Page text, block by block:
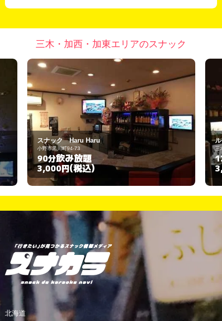
三木・加西・加東エリアのスナック
ルジェ
三木市緑が丘町中1-9-32
120分飲み放題
3,000円(税込)
北海道